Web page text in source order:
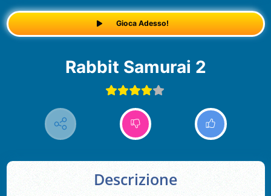
Gioca Adesso!
Rabbit Samurai 2
Descrizione